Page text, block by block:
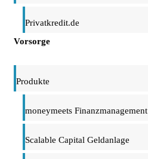
Privatkredit.de
Vorsorge
Produkte
moneymeets Finanzmanagement
Scalable Capital Geldanlage